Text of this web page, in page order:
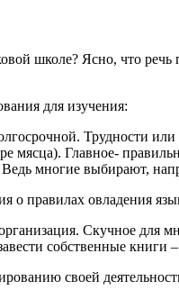
школе? Ясно, что
для изучения:
Трудности
мясца). Главное-
Ведь многие выбирают,
о правилах овладения
. Скучное для
собственные книги
своей